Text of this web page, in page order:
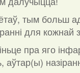
тым больш
для кожнай
пра яго
аўтар(ы)